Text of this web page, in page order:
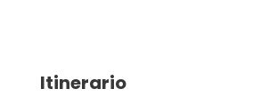
Itinerario